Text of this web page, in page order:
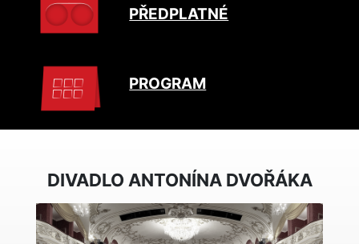
PŘEDPLATNÉ
PROGRAM
DIVADLO ANTONÍNA DVOŘÁKA